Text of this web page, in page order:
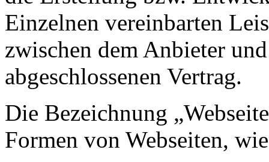
Einzelnen vereinbarten
zwischen dem Anbieter
abgeschlossenen Vertrag.
Die Bezeichnung
Formen von Webseiten,